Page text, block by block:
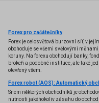
Forex pro začátečníky
Forex je celosvětová burzovní síť, v
obchoduje se všemi světovými
koruny. Na forexu obchodují banky,
brokeři a podobné instituce, ale také
otevřený všem.
Snem některých obchodníků je
nutnosti jakéhokoliv zásahu do